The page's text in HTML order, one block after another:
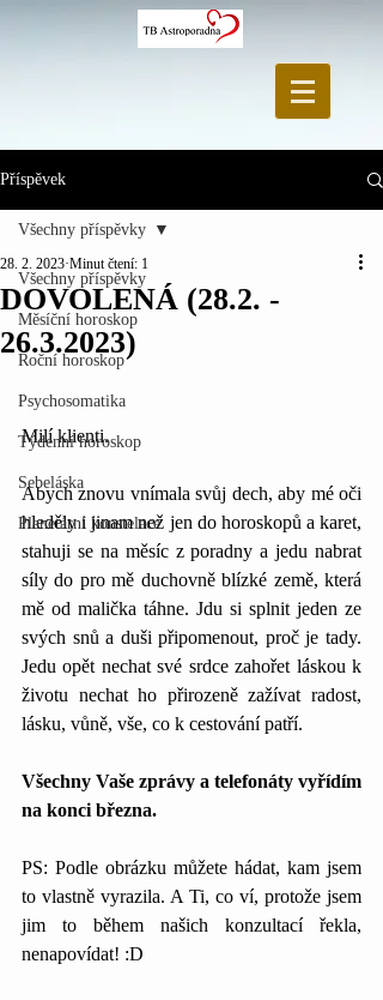
Příspěvek
Všechny příspěvky
Měsíční horoskop
Roční horoskop
Psychosomatika
Týdenní horoskop
Sebeláska
Planetární konstelace
Všechny příspěvky
DOVOLENÁ (28.2. -
26.3.2023)
28. 2. 2023 Minut čtení: 1
Milí klienti.
Abych znovu vnímala svůj dech, aby mé oči
hleděly i jinam než jen do horoskopů a karet,
stahuji se na měsíc z poradny a jedu nabrat
síly do pro mě duchovně blízké země, která
mě od malička táhne. Jdu si splnit jeden ze
svých snů a duši připomenout, proč je tady.
Jedu opět nechat své srdce zahořet láskou k
životu nechat ho přirozeně zažívat radost,
lásku, vůně, vše, co k cestování patří.
Všechny Vaše zprávy a telefonáty vyřídím
na konci března.
PS: Podle obrázku můžete hádat, kam jsem
to vlastně vyrazila. A Ti, co ví, protože jsem
jim to během našich konzultací řekla,
nenapovídat! :D